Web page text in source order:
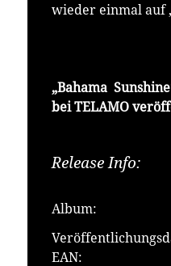
wieder einmal auf
„Bahama
bei TELAMO verö
Release Info:
Album:
EAN: